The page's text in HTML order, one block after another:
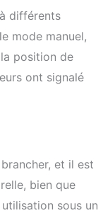
pour
vitesse de 3
sur le
pas d'un
différents
mode manuel,
position de
ont signalé
et il est
bien que
sous un